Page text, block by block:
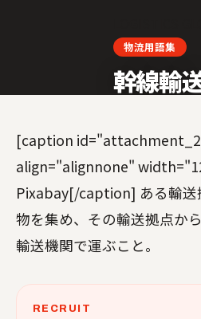
物流用語集
幹線輸
[caption
align="alignnone"
Pixabay[/caption] ある輸送
物を集め、その輸送拠点か
輸送機関で運ぶこと。
RECRUIT